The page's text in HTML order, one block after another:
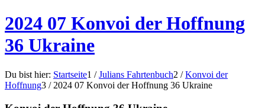
2024 07 Konvoi der Hoffnung
36 Ukraine
Du bist hier: Startseite1 / Julians Fahrtenbuch2 / Konvoi der
Hoffnung3 / 2024 07 Konvoi der Hoffnung 36 Ukraine